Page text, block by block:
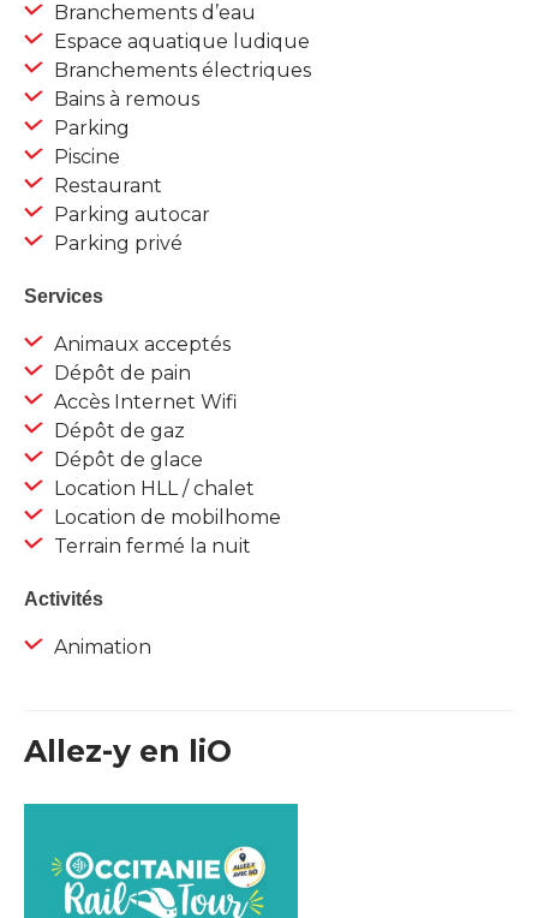
Branchements d’eau
Espace aquatique ludique
Branchements électriques
Bains à remous
Parking
Piscine
Restaurant
Parking autocar
Parking privé
Services
Animaux acceptés
Dépôt de pain
Accès Internet Wifi
Dépôt de gaz
Dépôt de glace
Location HLL / chalet
Location de mobilhome
Terrain fermé la nuit
Activités
Animation
Allez-y en liO